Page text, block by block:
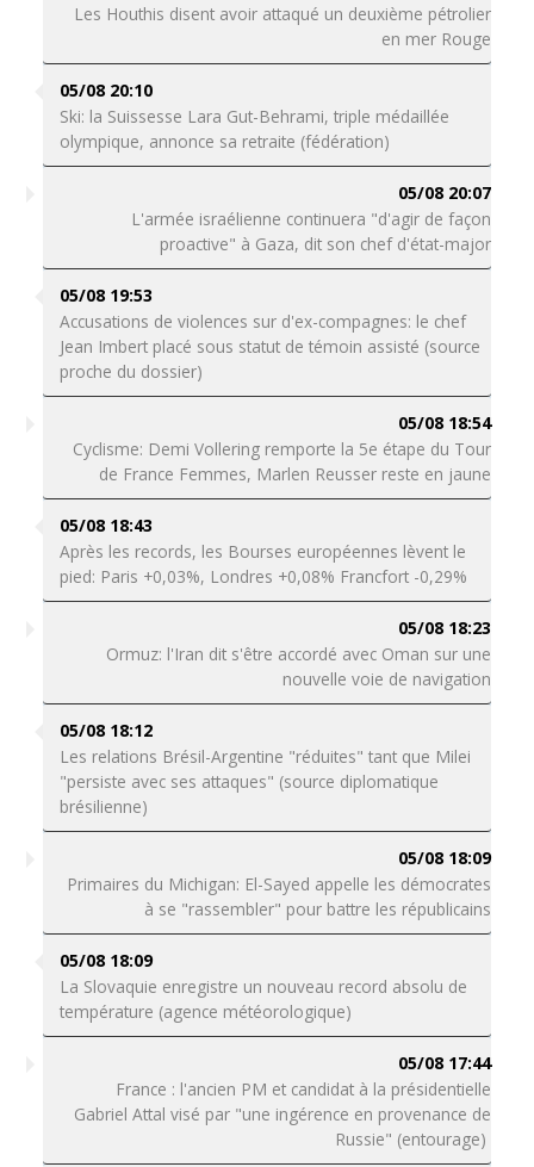
Les Houthis disent avoir attaqué un deuxième pétrolier
en mer Rouge
05/08 20:10
Ski: la Suissesse Lara Gut-Behrami, triple médaillée
olympique, annonce sa retraite (fédération)
05/08 20:07
L'armée israélienne continuera "d'agir de façon
proactive" à Gaza, dit son chef d'état-major
05/08 19:53
Accusations de violences sur d'ex-compagnes: le chef
Jean Imbert placé sous statut de témoin assisté (source
proche du dossier)
05/08 18:54
Cyclisme: Demi Vollering remporte la 5e étape du Tour
de France Femmes, Marlen Reusser reste en jaune
05/08 18:43
Après les records, les Bourses européennes lèvent le
pied: Paris +0,03%, Londres +0,08% Francfort -0,29%
05/08 18:23
Ormuz: l'Iran dit s'être accordé avec Oman sur une
nouvelle voie de navigation
05/08 18:12
Les relations Brésil-Argentine "réduites" tant que Milei
"persiste avec ses attaques" (source diplomatique
brésilienne)
05/08 18:09
Primaires du Michigan: El-Sayed appelle les démocrates
à se "rassembler" pour battre les républicains
05/08 18:09
La Slovaquie enregistre un nouveau record absolu de
température (agence météorologique)
05/08 17:44
France : l'ancien PM et candidat à la présidentielle
Gabriel Attal visé par "une ingérence en provenance de
Russie" (entourage)